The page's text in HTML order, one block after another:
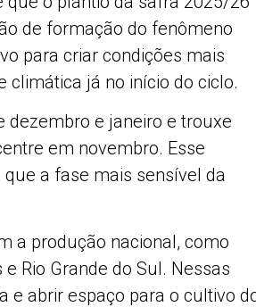
de formação do fenômeno
para criar condições mais
já no início do ciclo.
dezembro e janeiro e trouxe
em novembro. Esse
a fase mais sensível da
a produção nacional, como
Rio Grande do Sul. Nessas
e abrir espaço para o cultivo